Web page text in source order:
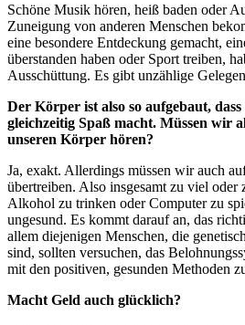
Schöne Musik hören, heiß baden oder
Zuneigung von anderen Menschen
eine besondere Entdeckung gemacht,
überstanden haben oder Sport treiben,
Ausschüttung. Es gibt unzählige
Der Körper ist also so aufgebaut,
gleichzeitig Spaß macht. Müssen wir
unseren Körper hören?
Ja, exakt. Allerdings müssen wir auch
übertreiben. Also insgesamt zu viel oder
Alkohol zu trinken oder Computer zu
ungesund. Es kommt darauf an, das
allem diejenigen Menschen, die
sind, sollten versuchen, das
mit den positiven, gesunden Methoden
Macht Geld auch glücklich?